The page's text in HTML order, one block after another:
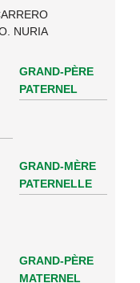
NURIA
GRAND-PÈRE
PATERNEL
GRAND-MÈRE
PATERNELLE
GRAND-PÈRE
MATERNEL